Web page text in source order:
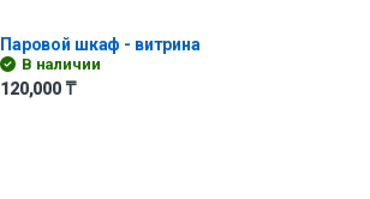
Паровой шкаф - витрина
В наличии
120,000 ₸